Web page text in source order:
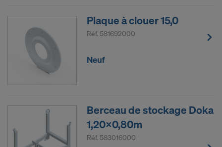
Plaque à clouer 15,0
Réf. 581692000
Neuf
Berceau de stockage Doka
1,20x0,80m
Réf. 583016000